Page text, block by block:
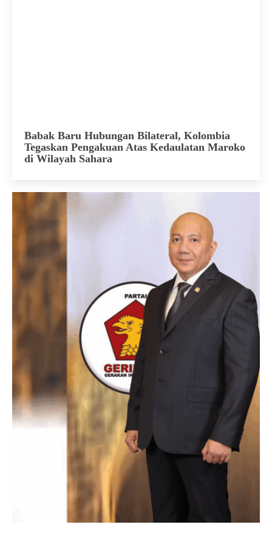
Babak Baru Hubungan Bilateral, Kolombia
Tegaskan Pengakuan Atas Kedaulatan Maroko
di Wilayah Sahara